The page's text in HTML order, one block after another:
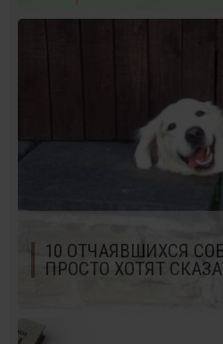
10 ОТЧАЯВШИХСЯ
ПРОСТО ХОТЯТ